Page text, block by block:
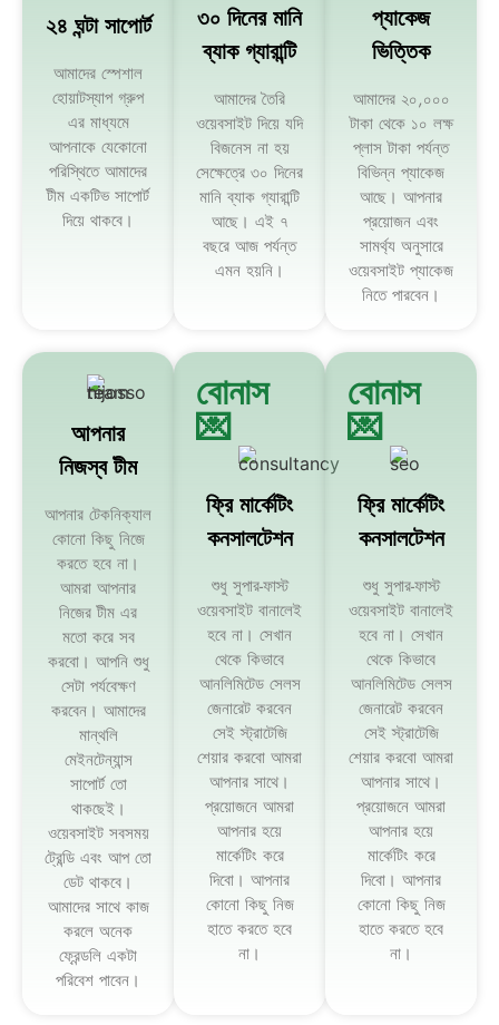
২৪ ঘন্টা সাপোর্ট
আমাদের স্পেশাল
হোয়াটস্যাপ গ্রুপ
এর মাধ্যমে
আপনাকে যেকোনো
পরিস্থিতে আমাদের
টীম একটিভ সাপোর্ট
দিয়ে থাকবে।
৩০ দিনের মানি
ব্যাক গ্যারান্টি
আমাদের তৈরি
ওয়েবসাইট দিয়ে যদি
বিজনেস না হয়
সেক্ষেত্রে ৩০ দিনের
মানি ব্যাক গ্যারান্টি
আছে। এই ৭
বছরে আজ পর্যন্ত
এমন হয়নি।
প্যাকেজ
ভিত্তিক
আমাদের ২০,০০০
টাকা থেকে ১০ লক্ষ
প্লাস টাকা পর্যন্ত
বিভিন্ন প্যাকেজ
আছে। আপনার
প্রয়োজন এবং
সামর্থ্য অনুসারে
ওয়েবসাইট প্যাকেজ
নিতে পারবেন।
আপনার
নিজস্ব টীম
আপনার টেকনিক্যাল
কোনো কিছু নিজে
করতে হবে না।
আমরা আপনার
নিজের টীম এর
মতো করে সব
করবো। আপনি শুধু
সেটা পর্যবেক্ষণ
করবেন। আমাদের
মান্থলি
মেইনটেন্যান্স
সাপোর্ট তো
থাকছেই।
ওয়েবসাইট সবসময়
ট্রেন্ডি এবং আপ তো
ডেট থাকবে।
আমাদের সাথে কাজ
করলে অনেক
ফ্রেন্ডলি একটা
পরিবেশ পাবেন।
বোনাস
💌
ফ্রি মার্কেটিং
কনসালটেশন
শুধু সুপার-ফাস্ট
ওয়েবসাইট বানালেই
হবে না। সেখান
থেকে কিভাবে
আনলিমিটেড সেলস
জেনারেট করবেন
সেই স্ট্রাটেজি
শেয়ার করবো আমরা
আপনার সাথে।
প্রয়োজনে আমরা
আপনার হয়ে
মার্কেটিং করে
দিবো। আপনার
কোনো কিছু নিজ
হাতে করতে হবে
না।
বোনাস
💌
ফ্রি মার্কেটিং
কনসালটেশন
শুধু সুপার-ফাস্ট
ওয়েবসাইট বানালেই
হবে না। সেখান
থেকে কিভাবে
আনলিমিটেড সেলস
জেনারেট করবেন
সেই স্ট্রাটেজি
শেয়ার করবো আমরা
আপনার সাথে।
প্রয়োজনে আমরা
আপনার হয়ে
মার্কেটিং করে
দিবো। আপনার
কোনো কিছু নিজ
হাতে করতে হবে
না।